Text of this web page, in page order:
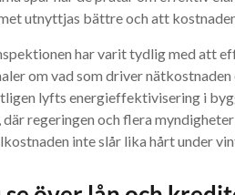
utnyttjas bättre och att
har varit tydlig med att
om vad som driver
lyfts energieffektivisering i
där regeringen och flera
inte slår lika hårt under